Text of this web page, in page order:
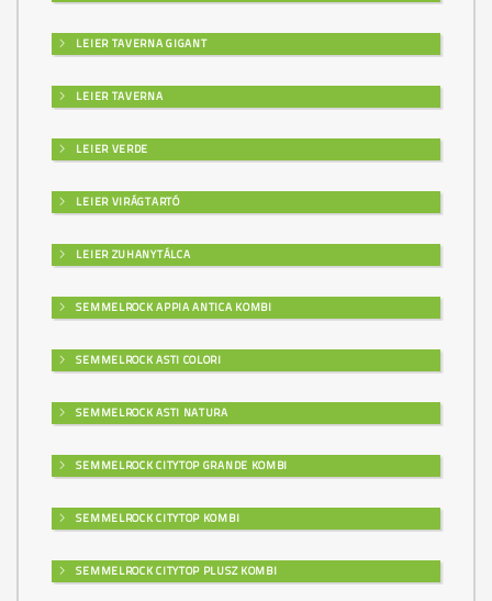
LEIER TAVERNA GIGANT
LEIER TAVERNA
LEIER VERDE
LEIER VIRÁGTARTÓ
LEIER ZUHANYTÁLCA
SEMMELROCK APPIA ANTICA KOMBI
SEMMELROCK ASTI COLORI
SEMMELROCK ASTI NATURA
SEMMELROCK CITYTOP GRANDE KOMBI
SEMMELROCK CITYTOP KOMBI
SEMMELROCK CITYTOP PLUSZ KOMBI